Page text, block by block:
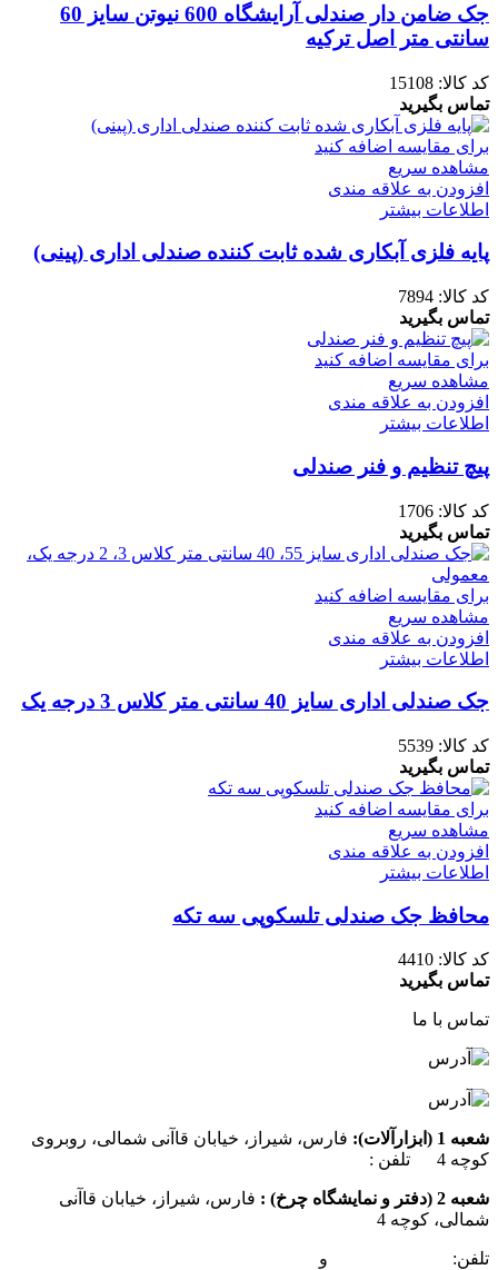
جک ضامن دار صندلی آرایشگاه 600 نیوتن سایز 60
سانتی متر اصل ترکیه
کد کالا: 15108
تماس بگیرید
برای مقایسه اضافه کنید
مشاهده سریع
افزودن به علاقه مندی
اطلاعات بیشتر
پایه فلزی آبکاری شده ثابت کننده صندلی اداری (پینی)
کد کالا: 7894
تماس بگیرید
برای مقایسه اضافه کنید
مشاهده سریع
افزودن به علاقه مندی
اطلاعات بیشتر
پیچ تنظیم و فنر صندلی
کد کالا: 1706
تماس بگیرید
برای مقایسه اضافه کنید
مشاهده سریع
افزودن به علاقه مندی
اطلاعات بیشتر
جک صندلی اداری سایز 40 سانتی متر کلاس 3 درجه یک
کد کالا: 5539
تماس بگیرید
برای مقایسه اضافه کنید
مشاهده سریع
افزودن به علاقه مندی
اطلاعات بیشتر
محافظ جک صندلی تلسکوپی سه تکه
کد کالا: 4410
تماس بگیرید
تماس با ما
شعبه 1 (ابزارآلات):
فارس، شیراز، خیابان قاآنی شمالی، روبروی
کوچه 4 تلفن :
شعبه 2 (دفتر و نمایشگاه چرخ) :
فارس، شیراز، خیابان قاآنی
شمالی، کوچه 4
تلفن: و